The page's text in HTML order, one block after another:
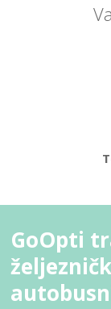
GoOpti